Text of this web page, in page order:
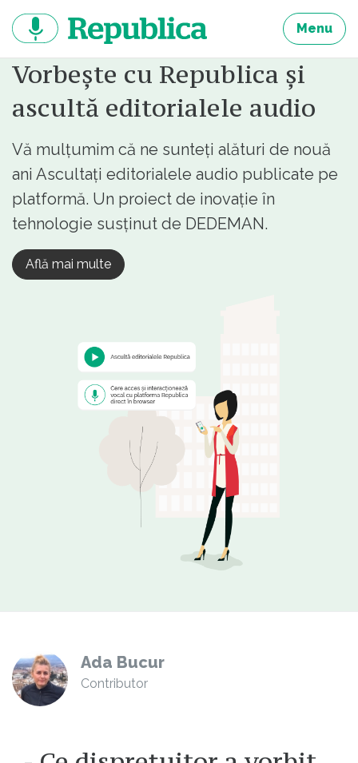
continut
Menu
Vorbește cu Republica și
ascultă editorialele audio
Vă mulțumim că ne sunteți alături de nouă
ani Ascultați editorialele audio publicate pe
platformă. Un proiect de inovație în
tehnologie susținut de DEDEMAN.
Află mai multe
Ada Bucur
Contributor